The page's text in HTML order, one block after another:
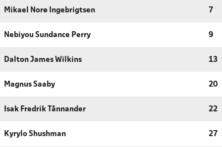
Mikael Norø Ingebrigtsen 7
Nebiyou Sundance Perry 9
Dalton James Wilkins 13
Magnus Saaby 20
Isak Fredrik Tånnander 22
Kyrylo Shushman 27